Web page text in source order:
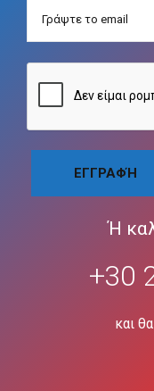
Ή
+30
και